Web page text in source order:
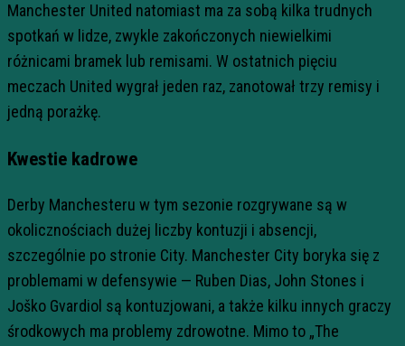
Manchester United natomiast ma za sobą kilka trudnych
spotkań w lidze, zwykle zakończonych niewielkimi
różnicami bramek lub remisami. W ostatnich pięciu
meczach United wygrał jeden raz, zanotował trzy remisy i
jedną porażkę.
Kwestie kadrowe
Derby Manchesteru w tym sezonie rozgrywane są w
okolicznościach dużej liczby kontuzji i absencji,
szczególnie po stronie City. Manchester City boryka się z
problemami w defensywie — Ruben Dias, John Stones i
Joško Gvardiol są kontuzjowani, a także kilku innych graczy
środkowych ma problemy zdrowotne. Mimo to „The